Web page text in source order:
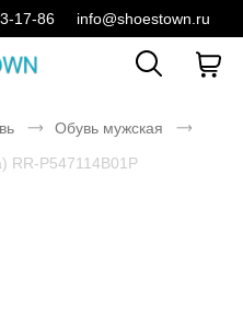
17-86 info@shoestown.ru
Обувь мужская
RR-P547114B01P